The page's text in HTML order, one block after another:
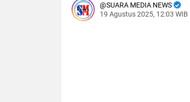
SUARA MEDIA NEWS
19 Agustus 2025, 12:03 WIB